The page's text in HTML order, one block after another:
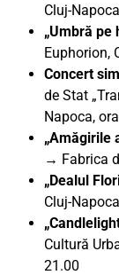
Cluj-
„Umbră pe
Euphorion,
Concert
de Stat
Napoca,
„Amăgirile
→ Fabrica
„Dealul
Cluj-
Cultură
21.00